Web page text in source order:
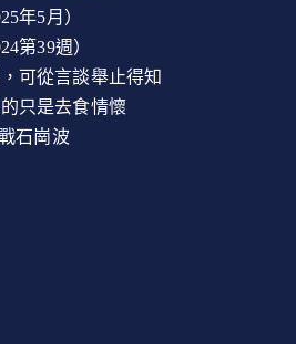
年5月）
第39週）
可從言談舉止得知
只是去食情懷
石崗波